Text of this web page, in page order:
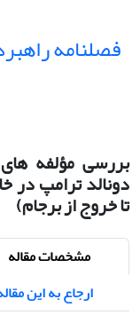
فصلنامه
بررسی مؤلفه
دونالد ترامپ در
تا خروج از برجام)
مشخصات مقاله
ارجاع به این